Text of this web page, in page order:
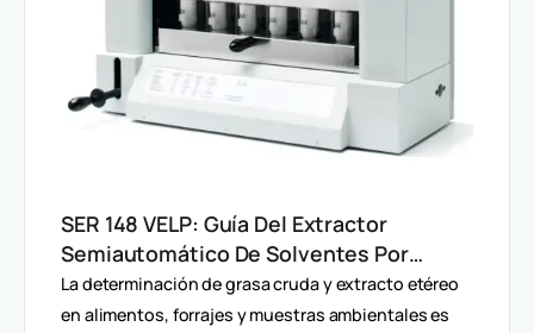
SER 148 VELP: Guía Del Extractor
Semiautomático De Solventes Por
Método Randall
La determinación de grasa cruda y extracto etéreo
en alimentos, forrajes y muestras ambientales es